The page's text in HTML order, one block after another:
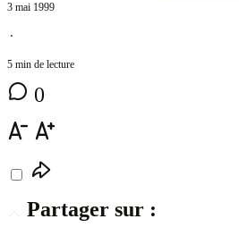
3 mai 1999
⋅
5 min de lecture
0
Partager sur :